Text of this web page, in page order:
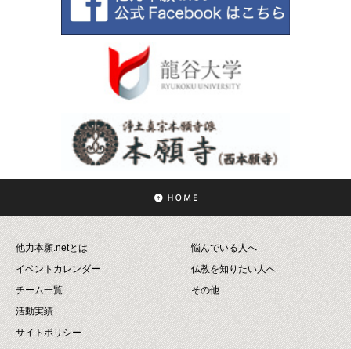
他力本願.netとは
イベントカレンダー
チーム一覧
活動実績
サイトポリシー
悩んでいる人へ
仏教を知りたい人へ
その他